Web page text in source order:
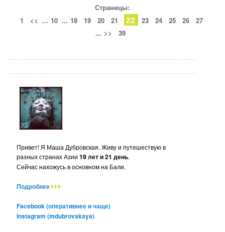
Страницы:
1
<< ... 10 ... 18 19 20 21 22 23 24 25 26
27
... >> 39
Привет! Я Маша Дубровская. Живу и путешествую в
разных странах Азии19 лет и 21 день.
Сейчас нахожусь в основном на Бали.
Подробнее
Facebook (оперативнее и чаще)
Instagram (mdubrovskaya)